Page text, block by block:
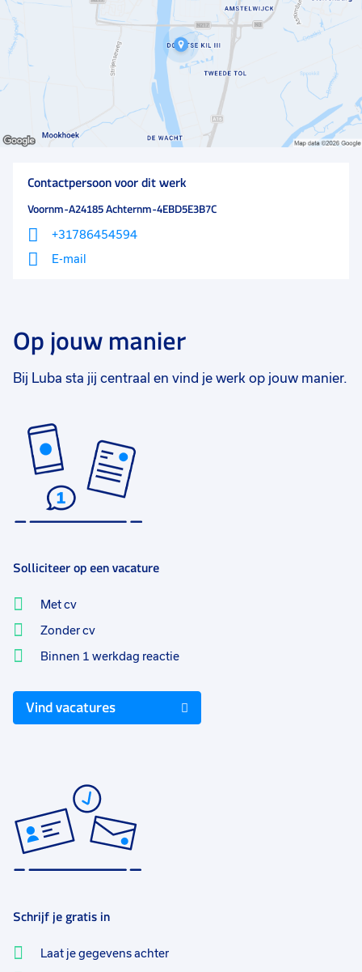
platte organisatiestructuur met een collegiale sfeer
tussen de 10 collega’s in Dordrecht.
Contactpersoon voor dit werk
Voornm-A24185 Achternm-4EBD5E3B7C
+31786454594
E-mail
Op jouw manier
Bij Luba sta jij centraal en vind je werk op jouw manier.
Solliciteer op een vacature
Met cv
Zonder cv
Binnen 1 werkdag reactie
Vind vacatures
Schrijf je gratis in
Laat je gegevens achter